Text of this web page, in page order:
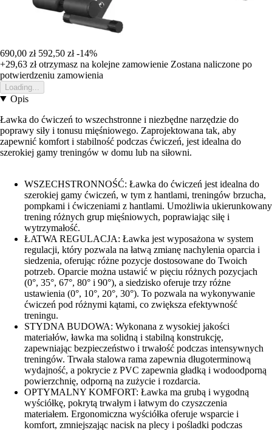
690,00 zł 592,50 zł -14%
+29,63 złotrzymasz na kolejne zamowienie Zostana naliczone po
potwierdzeniu zamowienia
Loading...
Opis
Ławka do ćwiczeń to wszechstronne i niezbędne narzędzie do
poprawy siły i tonusu mięśniowego. Zaprojektowana tak, aby
zapewnić komfort i stabilność podczas ćwiczeń, jest idealna do
szerokiej gamy treningów w domu lub na siłowni.
WSZECHSTRONNOŚĆ: Ławka do ćwiczeń jest idealna do
szerokiej gamy ćwiczeń, w tym z hantlami, treningów brzucha,
pompkami i ćwiczeniami z hantlami. Umożliwia ukierunkowany
trening różnych grup mięśniowych, poprawiając siłę i
wytrzymałość.
ŁATWA REGULACJA: Ławka jest wyposażona w system
regulacji, który pozwala na łatwą zmianę nachylenia oparcia i
siedzenia, oferując różne pozycje dostosowane do Twoich
potrzeb. Oparcie można ustawić w pięciu różnych pozycjach
(0°, 35°, 67°, 80° i 90°), a siedzisko oferuje trzy różne
ustawienia (0°, 10°, 20°, 30°). To pozwala na wykonywanie
ćwiczeń pod różnymi kątami, co zwiększa efektywność
treningu.
STYDNA BUDOWA: Wykonana z wysokiej jakości
materiałów, ławka ma solidną i stabilną konstrukcję,
zapewniając bezpieczeństwo i trwałość podczas intensywnych
treningów. Trwała stalowa rama zapewnia długoterminową
wydajność, a pokrycie z PVC zapewnia gładką i wodoodporną
powierzchnię, odporną na zużycie i rozdarcia.
OPTYMALNY KOMFORT: Ławka ma grubą i wygodną
wyściółkę, pokrytą trwałym i łatwym do czyszczenia
materiałem. Ergonomiczna wyściółka oferuje wsparcie i
komfort, zmniejszając nacisk na plecy i pośladki podczas